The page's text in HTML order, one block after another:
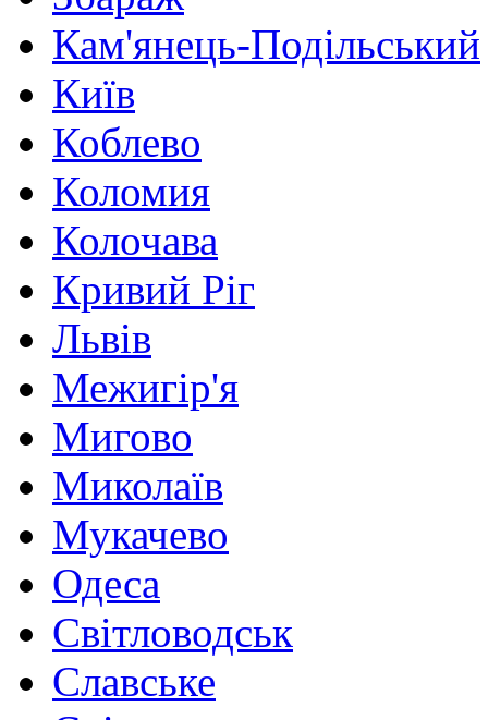
Кам'янець-Подільський
Київ
Коблево
Коломия
Колочава
Кривий Ріг
Львів
Межигір'я
Мигово
Миколаїв
Мукачево
Одеса
Світловодськ
Славське